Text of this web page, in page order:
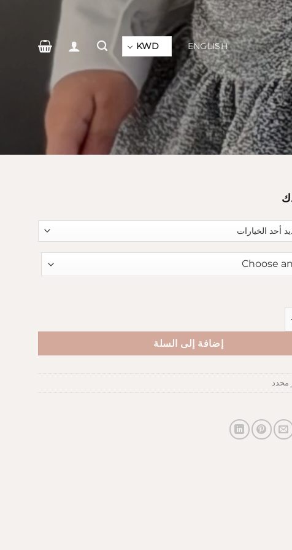
ENGLISH
KWD
إضافة إلى السلة
محدد